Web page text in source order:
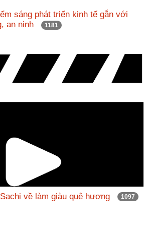
sáng phát triển kinh tế gắn với
an ninh
1181
về làm giàu quê hương 1097